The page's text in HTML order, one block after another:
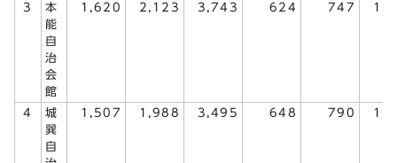
3
本
能
自
治
会
館
1,620 2,123 3,743 624 747
4
城
巽
自
1,507 1,988 3,495 648 790